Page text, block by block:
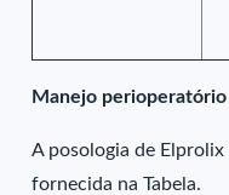
Manejo perioperatório
A posologia de
fornecida na Tabela.